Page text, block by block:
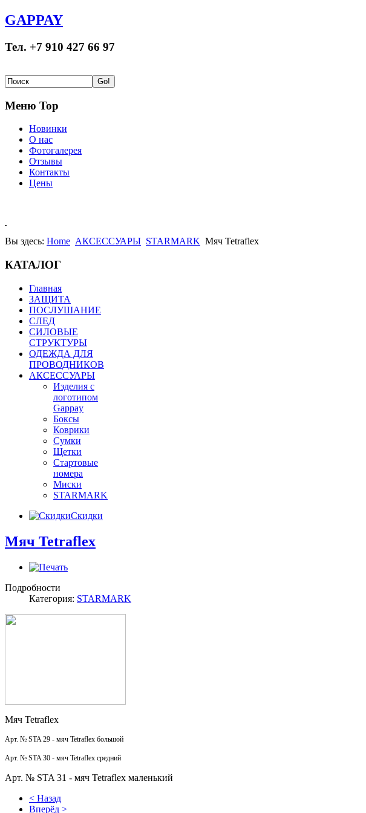
GAPPAY
Тел. +7 910 427 66 97
Меню Top
Новинки
О нас
Фотогалерея
Отзывы
Контакты
Цены
Вы здесь: Home АКСЕССУАРЫ STARMARK Мяч Tetraflex
КАТАЛОГ
Главная
ЗАЩИТА
ПОСЛУШАНИЕ
СЛЕД
СИЛОВЫЕ
СТРУКТУРЫ
ОДЕЖДА ДЛЯ
ПРОВОДНИКОВ
АКСЕССУАРЫ
Изделия с
логотипом
Gappay
Боксы
Коврики
Сумки
Щетки
Стартовые
номера
Миски
STARMARK
Скидки
Мяч Tetraflex
Подробности
Категория: STARMARK
Мяч Tetraflex
Арт. № STA 29 - мяч Tetraflex большой
Арт. № STA 30 - мяч Tetraflex средний
Арт. № STA 31 - мяч Tetraflex маленький
< Назад
Вперёд >